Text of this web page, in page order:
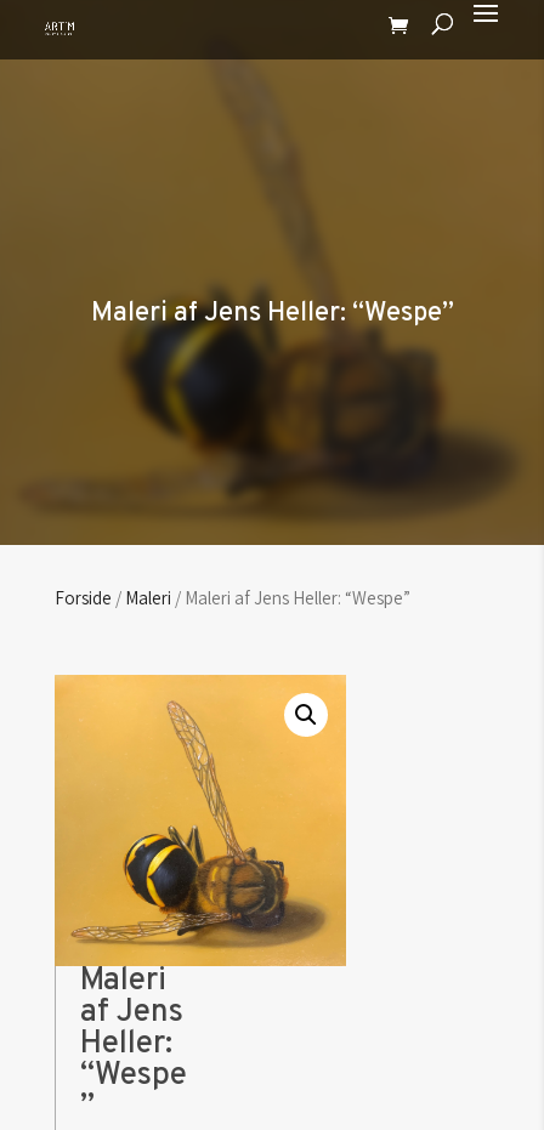
Maleri af Jens Heller: “Wespe”
Forside / Maleri / Maleri af Jens Heller: “Wespe”
Maleri
af Jens
Heller:
“Wespe
”